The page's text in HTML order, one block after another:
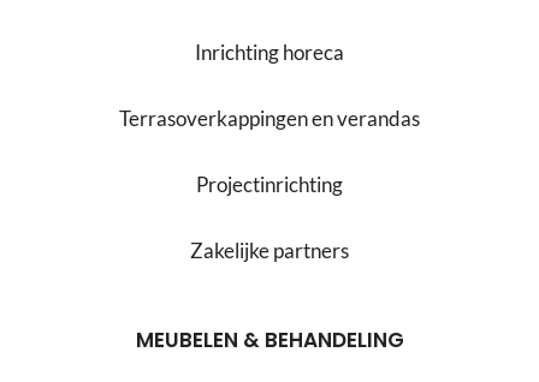
Inrichting horeca
Terrasoverkappingen en verandas
Projectinrichting
Zakelijke partners
MEUBELEN & BEHANDELING